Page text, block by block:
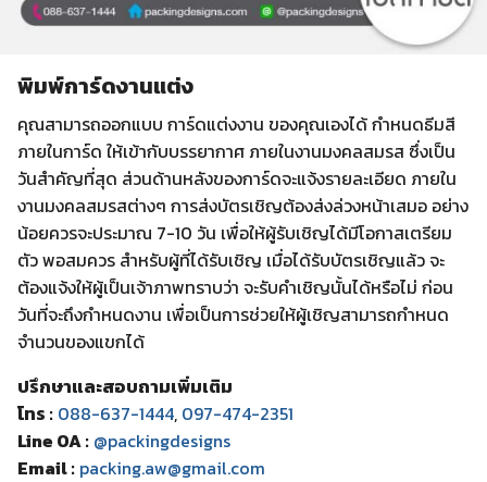
พิมพ์การ์ดงานแต่ง
คุณสามารถออกแบบ การ์ดแต่งงาน ของคุณเองได้ กำหนดธีมสี
ภายในการ์ด ให้เข้ากับบรรยากาศ ภายในงานมงคลสมรส ซึ่งเป็น
วันสำคัญที่สุด ส่วนด้านหลังของการ์ดจะแจ้งรายละเอียด ภายใน
งานมงคลสมรสต่างๆ การส่งบัตรเชิญต้องส่งล่วงหน้าเสมอ อย่าง
น้อยควรจะประมาณ 7-10 วัน เพื่อให้ผู้รับเชิญได้มีโอกาสเตรียม
ตัว พอสมควร สำหรับผู้ที่ได้รับเชิญ เมื่อได้รับบัตรเชิญแล้ว จะ
ต้องแจ้งให้ผู้เป็นเจ้าภาพทราบว่า จะรับคำเชิญนั้นได้หรือไม่ ก่อน
วันที่จะถึงกำหนดงาน เพื่อเป็นการช่วยให้ผู้เชิญสามารถกำหนด
จำนวนของแขกได้
ปรึกษาและสอบถามเพิ่มเติม
โทร : 088-637-1444, 097-474-2351
Line OA : @packingdesigns
Email : packing.aw@gmail.com